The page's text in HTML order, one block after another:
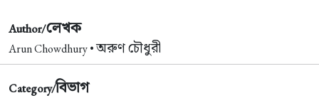
Author/লেখক
Arun Chowdhury •অরুণ চৌধুরী
Category/বিভাগ